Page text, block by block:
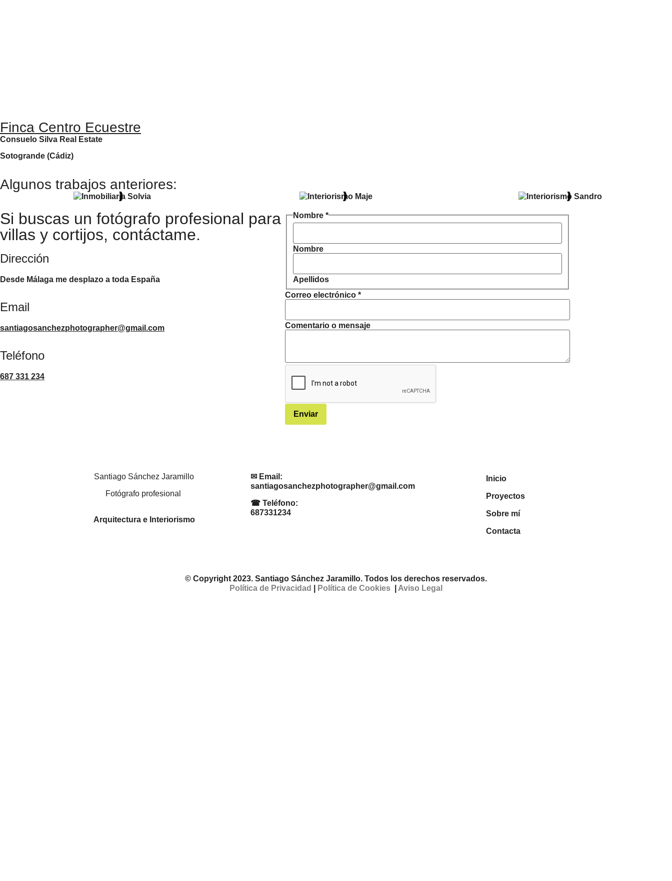
Finca Centro Ecuestre
Consuelo Silva Real Estate
Sotogrande (Cádiz)
Algunos trabajos anteriores:
Si buscas un fotógrafo profesional para
villas y cortijos, contáctame.
Dirección
Desde Málaga me desplazo a toda España
Email
santiagosanchezphotographer@gmail.com
Teléfono
687 331 234
Nombre *
Nombre
Apellidos
Correo electrónico *
Comentario o mensaje
Enviar
Santiago Sánchez Jaramillo
Fotógrafo profesional
Arquitectura e Interiorismo
✉ Email:
santiagosanchezphotographer@gmail.com
☎ Teléfono:
687331234
Inicio
Proyectos
Sobre mí
Contacta
© Copyright 2023. Santiago Sánchez Jaramillo. Todos los derechos reservados.
Política de Privacidad
Política de Cookies Aviso Legal